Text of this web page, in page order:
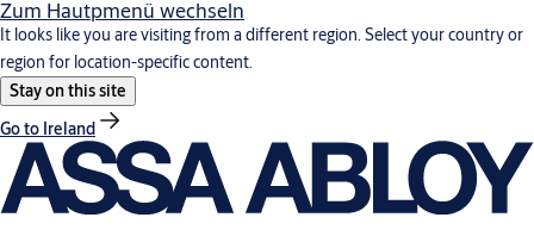
Zum Hautpmenü wechseln
It looks like you are visiting from a different region. Select your country or
region for location-specific content.
Stay on this site
Go to Ireland